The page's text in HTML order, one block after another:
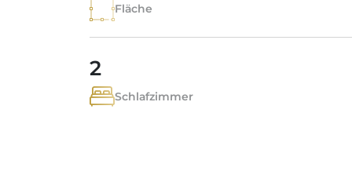
Fläche
2
Schlafzimmer